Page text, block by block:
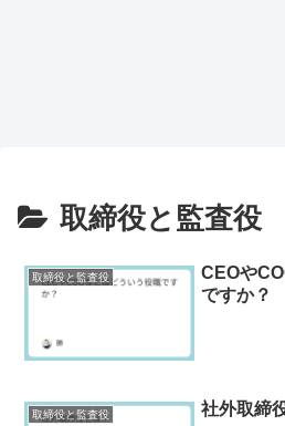
取締役と監査役
取締役と監査役
CEOや
ですか？
取締役と監査役 社外取締